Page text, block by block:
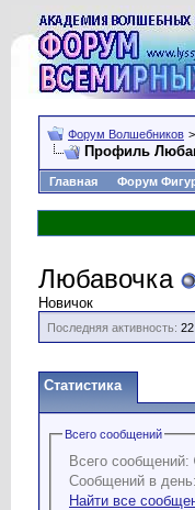
Форум Волшебников >
Профиль
Главная Форум
Любавочка
Новичок
Последняя активность:
Статистика
Всего сообщений
Всего сообщений:
Сообщений в день:
Найти все